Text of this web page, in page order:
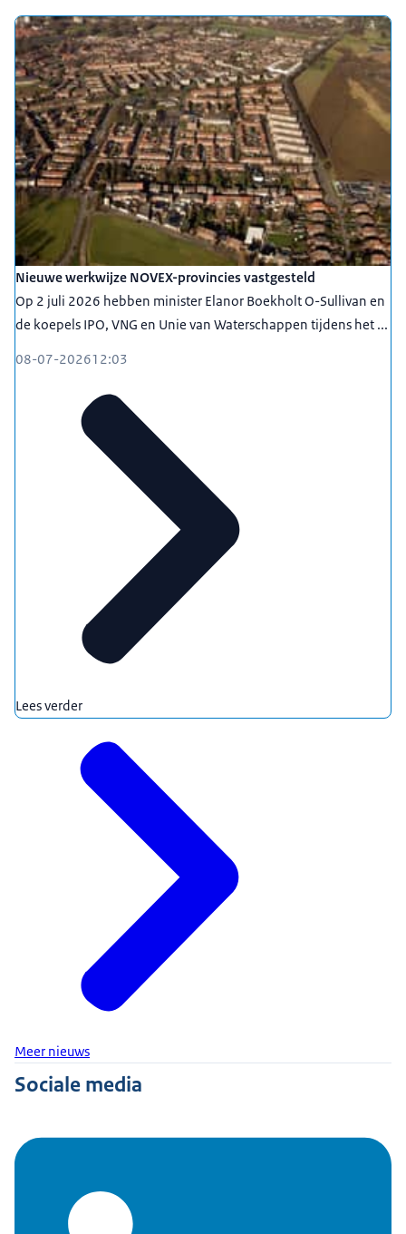
Nieuwe werkwijze NOVEX-provincies vastgesteld
Op 2 juli 2026 hebben minister Elanor Boekholt O-Sullivan en
de koepels IPO, VNG en Unie van Waterschappen tijdens het ...
08-07-202612:03
Lees verder
Meer nieuws
Sociale media